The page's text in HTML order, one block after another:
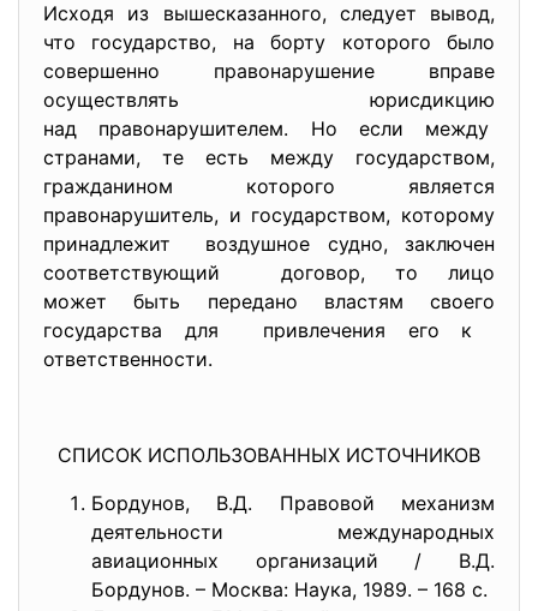
Исходя из вышесказанного, следует вывод,
что государство, на борту которого было
совершенно правонарушение вправе
осуществлять юрисдикцию
над правонарушителем. Но если между
странами, те есть между государством,
гражданином которого является
правонарушитель, и государством, которому
принадлежит воздушное судно, заключен
соответствующий договор, то лицо
может быть передано властям своего
государства для привлечения его к
ответственности.
СПИСОК ИСПОЛЬЗОВАННЫХ ИСТОЧНИКОВ
Бордунов, В.Д. Правовой механизм
деятельности международных
авиационных организаций / В.Д.
Бордунов. – Москва: Наука, 1989. – 168 с.